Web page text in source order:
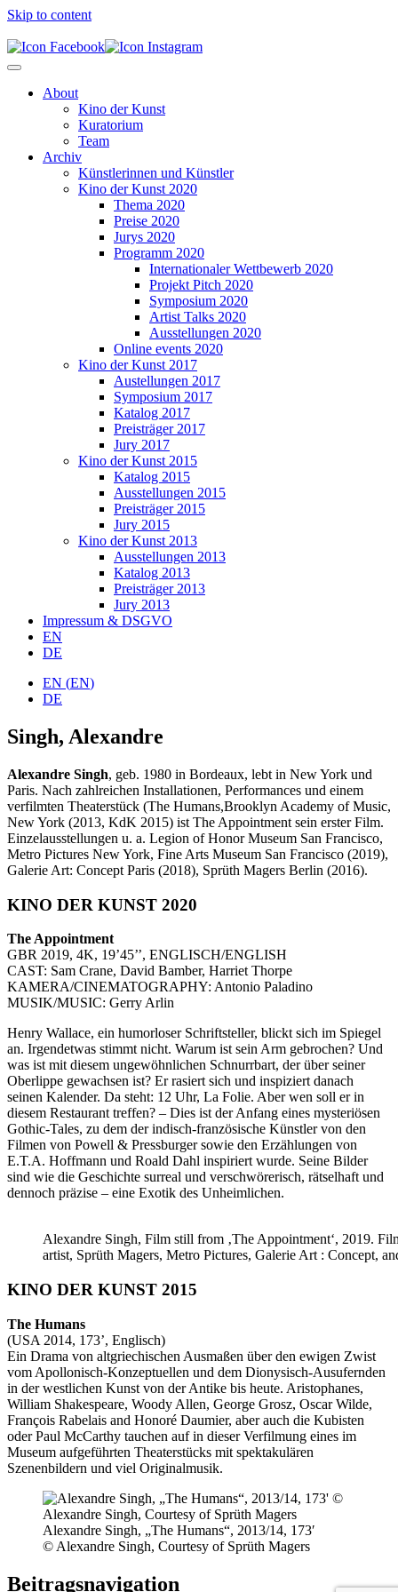
Skip to content
About
Kino der Kunst
Kuratorium
Team
Archiv
Künstlerinnen und Künstler
Kino der Kunst 2020
Thema 2020
Preise 2020
Jurys 2020
Programm 2020
Internationaler Wettbewerb 2020
Projekt Pitch 2020
Symposium 2020
Artist Talks 2020
Ausstellungen 2020
Online events 2020
Kino der Kunst 2017
Austellungen 2017
Symposium 2017
Katalog 2017
Preisträger 2017
Jury 2017
Kino der Kunst 2015
Katalog 2015
Ausstellungen 2015
Preisträger 2015
Jury 2015
Kino der Kunst 2013
Ausstellungen 2013
Katalog 2013
Preisträger 2013
Jury 2013
Impressum & DSGVO
EN
DE
EN (EN)
DE
Singh, Alexandre
Alexandre Singh, geb. 1980 in Bordeaux, lebt in New York und
Paris. Nach zahlreichen Installationen, Performances und einem
verfilmten Theaterstück (The Humans,Brooklyn Academy of Music,
New York (2013, KdK 2015) ist The Appointment sein erster Film.
Einzelausstellungen u. a. Legion of Honor Museum San Francisco,
Metro Pictures New York, Fine Arts Museum San Francisco (2019),
Galerie Art: Concept Paris (2018), Sprüth Magers Berlin (2016).
KINO DER KUNST 2020
The Appointment
GBR 2019, 4K, 19’45’’, ENGLISCH/ENGLISH
CAST: Sam Crane, David Bamber, Harriet Thorpe
KAMERA/CINEMATOGRAPHY: Antonio Paladino
MUSIK/MUSIC: Gerry Arlin
Henry Wallace, ein humorloser Schriftsteller, blickt sich im Spiegel
an. Irgendetwas stimmt nicht. Warum ist sein Arm gebrochen? Und
was ist mit diesem ungewöhnlichen Schnurrbart, der über seiner
Oberlippe gewachsen ist? Er rasiert sich und inspiziert danach
seinen Kalender. Da steht: 12 Uhr, La Folie. Aber wen soll er in
diesem Restaurant treffen? – Dies ist der Anfang eines mysteriösen
Gothic-Tales, zu dem der indisch-französische Künstler von den
Filmen von Powell & Pressburger sowie den Erzählungen von
E.T.A. Hoffmann und Roald Dahl inspiriert wurde. Seine Bilder
sind wie die Geschichte surreal und verschwörerisch, rätselhaft und
dennoch präzise – eine Exotik des Unheimlichen.
Alexandre Singh, Film still from ‚The Appointment‘, 2019.
artist, Sprüth Magers, Metro Pictures, Galerie Art : Concept,
KINO DER KUNST 2015
The Humans
(USA 2014, 173’, Englisch)
Ein Drama von altgriechischen Ausmaßen über den ewigen Zwist
vom Apollonisch-Konzeptuellen und dem Dionysisch-Ausufernden
in der westlichen Kunst von der Antike bis heute. Aristophanes,
William Shakespeare, Woody Allen, George Grosz, Oscar Wilde,
François Rabelais and Honoré Daumier, aber auch die Kubisten
oder Paul McCarthy tauchen auf in dieser Verfilmung eines im
Museum aufgeführten Theaterstücks mit spektakulären
Szenenbildern und viel Originalmusik.
Alexandre Singh, „The Humans“, 2013/14, 173′
© Alexandre Singh, Courtesy of Sprüth Magers
Beitragsnavigation